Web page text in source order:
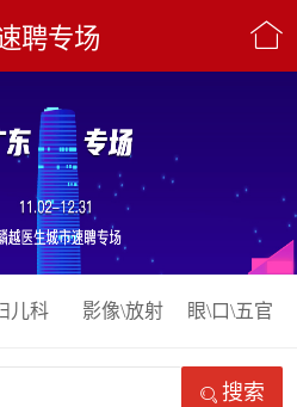
聘专场
儿科 影像\放射 眼\口\五官
搜索